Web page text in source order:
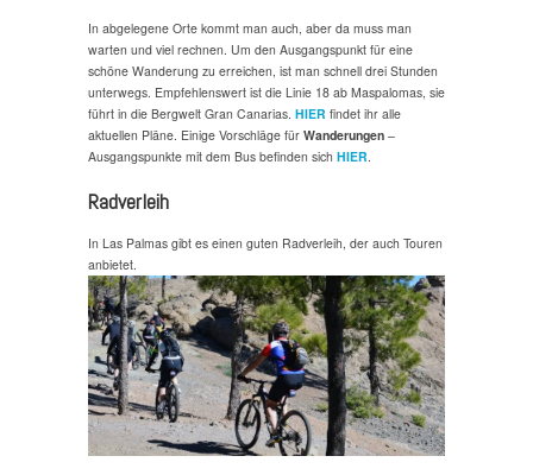
In abgelegene Orte kommt man auch, aber da muss man
warten und viel rechnen. Um den Ausgangspunkt für eine
schöne Wanderung zu erreichen, ist man schnell drei Stunden
unterwegs. Empfehlenswert ist die Linie 18 ab Maspalomas, sie
führt in die Bergwelt Gran Canarias. HIER findet ihr alle
aktuellen Pläne. Einige Vorschläge für Wanderungen –
Ausgangspunkte mit dem Bus befinden sich HIER
Radverleih
In Las Palmas gibt es einen guten Radverleih, der auch Touren
anbietet.